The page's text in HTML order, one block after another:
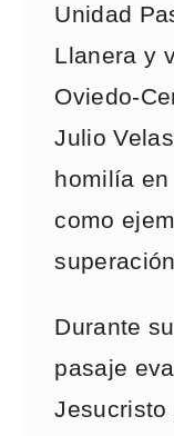
Unidad
Llanera y
Oviedo-
Julio
homilía
como
Durante
pasaje
Jesucristo